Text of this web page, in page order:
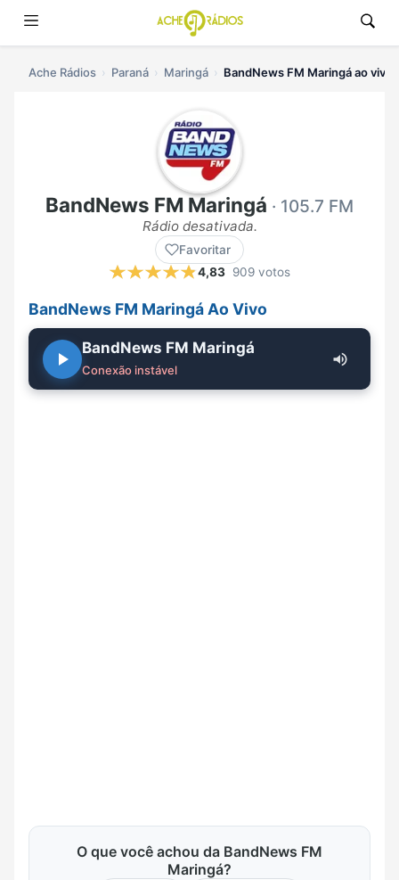
Ache Rádios Paraná Maringá BandNews FM Maringá ao vivo
BandNews FM Maringá · 105.7 FM
Rádio desativada.
Favoritar
4,83 909 votos
BandNews FM Maringá Ao Vivo
BandNews FM Maringá
Conexão instável
O que você achou da BandNews FM
Maringá?